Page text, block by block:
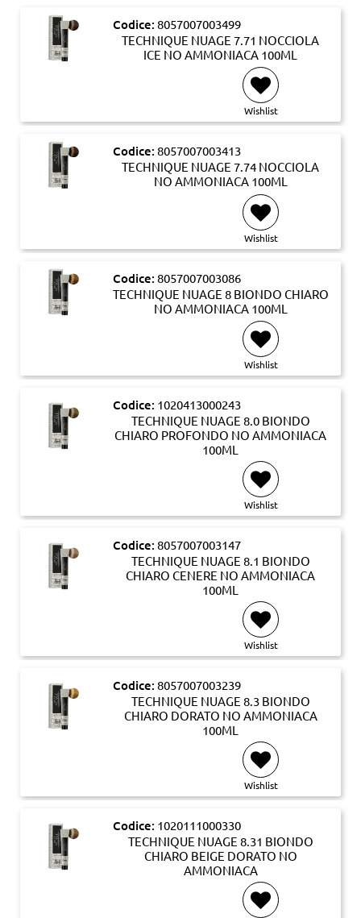
Codice: 8057007003499
TECHNIQUE NUAGE 7.71 NOCCIOLA
ICE NO AMMONIACA 100ML
Wishlist
Codice: 8057007003413
TECHNIQUE NUAGE 7.74 NOCCIOLA
NO AMMONIACA 100ML
Wishlist
Codice: 8057007003086
TECHNIQUE NUAGE 8 BIONDO CHIARO
NO AMMONIACA 100ML
Wishlist
Codice: 1020413000243
TECHNIQUE NUAGE 8.0 BIONDO
CHIARO PROFONDO NO AMMONIACA
100ML
Wishlist
Codice: 8057007003147
TECHNIQUE NUAGE 8.1 BIONDO
CHIARO CENERE NO AMMONIACA
100ML
Wishlist
Codice: 8057007003239
TECHNIQUE NUAGE 8.3 BIONDO
CHIARO DORATO NO AMMONIACA
100ML
Wishlist
Codice: 1020111000330
TECHNIQUE NUAGE 8.31 BIONDO
CHIARO BEIGE DORATO NO
AMMONIACA